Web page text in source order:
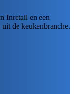
Inretail en een
de keukenbranche.